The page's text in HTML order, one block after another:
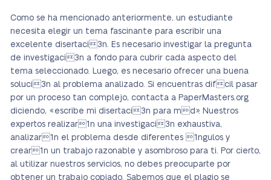
Como se ha mencionado anteriormente, un estudiante
necesita elegir un tema fascinante para escribir una
excelente disertaci3n. Es necesario investigar la pregunta
de investigaci3n a fondo para cubrir cada aspecto del
tema seleccionado. Luego, es necesario ofrecer una buena
soluci3n al problema analizado. Si encuentras difcil pasar
por un proceso tan complejo, contacta a PaperMasters.org
diciendo, «escribe mi disertaci3n para md». Nuestros
expertos realizar1n una investigaci3n exhaustiva,
analizar1n el problema desde diferentes 1ngulos y
crear1n un trabajo razonable y asombroso para ti. Por cierto,
al utilizar nuestros servicios, no debes preocuparte por
obtener un trabajo copiado. Sabemos que el plagio se